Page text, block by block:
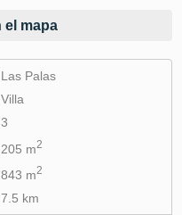
el mapa
Las Palas
Villa
3
205 m2
843 m2
7.5 km